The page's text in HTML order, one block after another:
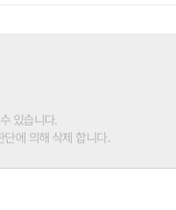
있습니다.
에 의해 삭제 합니다.